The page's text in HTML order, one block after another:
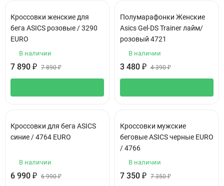
Кроссовки женские для
бега АSIСS розовые / 3290
EURO
В наличии
7 890 ₽ 7 890₽
Полумарафонки Женские
Asics Gel-DS Trainer лайм/
розовый 4721
В наличии
3 480 ₽ 4 390₽
Кроссовки для бега АSIСS
синие / 4764 EURO
В наличии
6 990 ₽ 6 990₽
Кроссовки мужские
беговые ASICS черные EURO
/ 4766
В наличии
7 350 ₽ 7 350₽